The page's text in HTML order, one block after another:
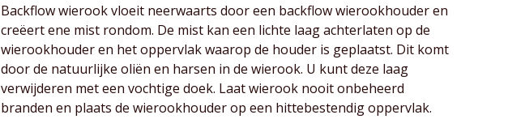
Backflow wierook vloeit neerwaarts door een backflow wierookhouder en
creëert ene mist rondom. De mist kan een lichte laag achterlaten op de
wierookhouder en het oppervlak waarop de houder is geplaatst. Dit komt
door de natuurlijke oliën en harsen in de wierook. U kunt deze laag
verwijderen met een vochtige doek. Laat wierook nooit onbeheerd
branden en plaats de wierookhouder op een hittebestendig oppervlak.